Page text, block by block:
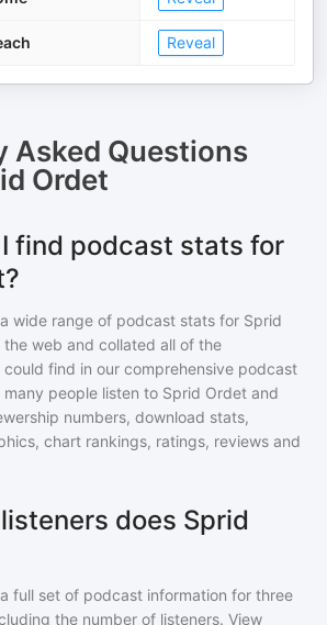
Reveal
Asked Questions
Ordet
find podcast stats for
wide range of podcast stats for Sprid
the web and collated all of the
find in our comprehensive podcast
people listen to Sprid Ordet and
numbers, download stats,
chart rankings, ratings, reviews and
does Sprid
full set of podcast information for three
the number of listeners. View